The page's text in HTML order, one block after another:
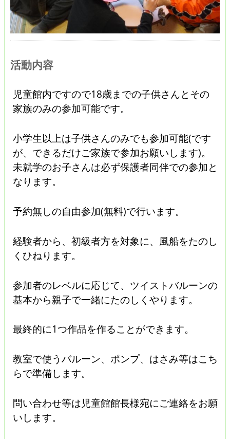
活動内容
児童館内ですので18歳までの子供さんとその
家族のみの参加可能です。
小学生以上は子供さんのみでも参加可能(です
が、できるだけご家族で参加お願いします)。
未就学のお子さんは必ず保護者同伴での参加と
なります。
予約無しの自由参加(無料)で行います。
経験者から、初級者方を対象に、風船をたのし
くひねります。
参加者のレベルに応じて、ツイストバルーンの
基本から親子で一緒にたのしくやります。
最終的に1つ作品を作ることができます。
教室で使うバルーン、ポンプ、はさみ等はこち
らで準備します。
問い合わせ等は児童館館長様宛にご連絡をお願
いします。